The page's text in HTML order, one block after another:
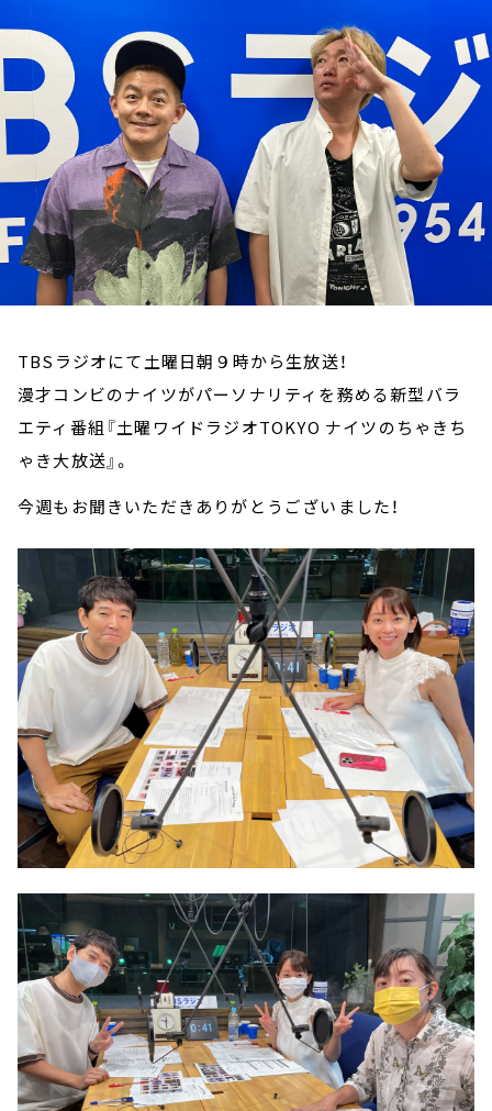
YouTube
会社情報
TBSラジオにて土曜日朝９時から生放送！
漫才コンビのナイツがパーソナリティを務める新型バラ
エティ番組『土曜ワイドラジオTOKYO ナイツのちゃきち
ゃき大放送』。
今週もお聞きいただきありがとうございました！